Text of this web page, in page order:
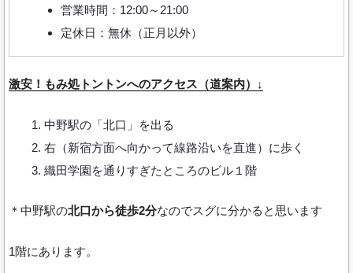
営業時間：12:00～21:00
定休日：無休（正月以外）
激安！もみ処トントンへのアクセス（道案内）↓
中野駅の「北口」を出る
右（新宿方面へ向かって線路沿いを直進）に歩く
織田学園を通りすぎたところのビル１階
＊中野駅の北口から徒歩2分なのでスグに分かると思います
1階にあります。